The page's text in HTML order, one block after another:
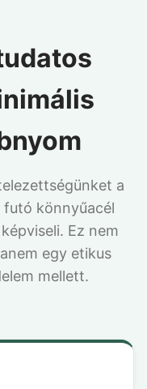
a
futó könnyűacél
Ez nem
egy etikus
mellett.